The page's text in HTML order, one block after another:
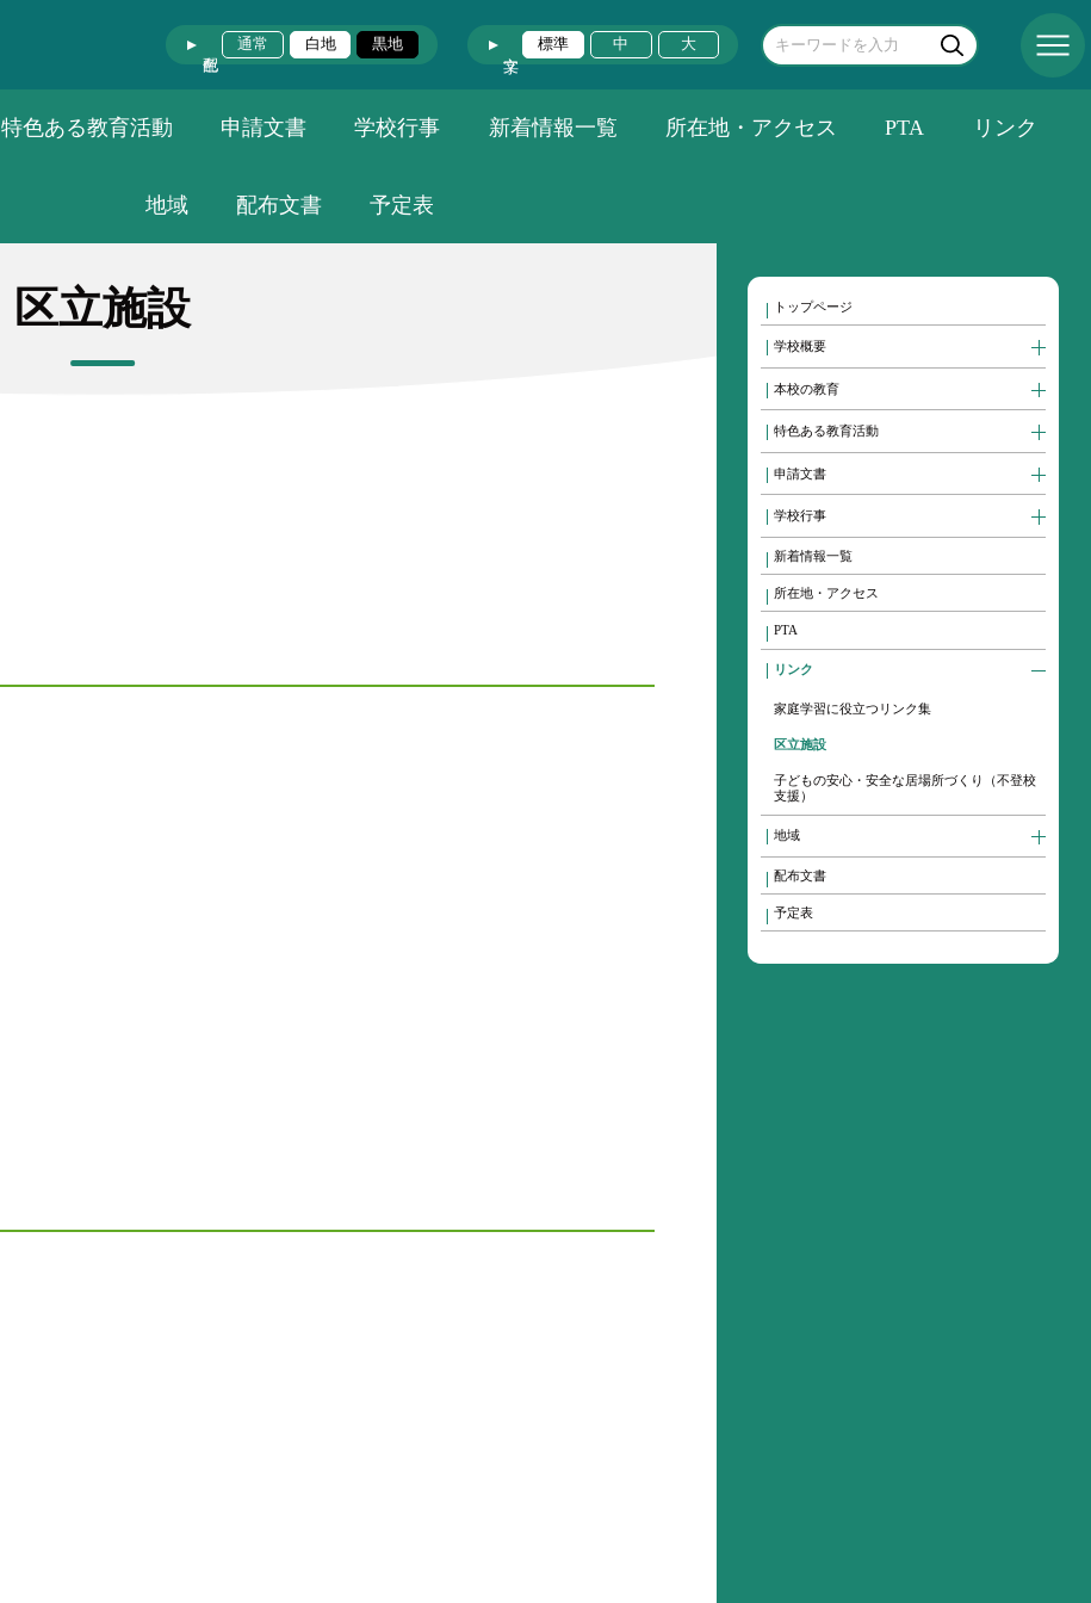
通常 白地 黒地 標準 中 大
特色ある教育活動 申請文書 学校行事 新着情報一覧 所在地・アクセス PTA リンク
地域 配布文書 予定表
区立施設 トップページ
学校概要
本校の教育
特色ある教育活動
申請文書
学校行事
新着情報一覧
所在地・アクセス
PTA
リンク
家庭学習に役立つリンク集
区立施設
子どもの安心・安全な居場所づくり（不登校
支援）
地域
配布文書
予定表